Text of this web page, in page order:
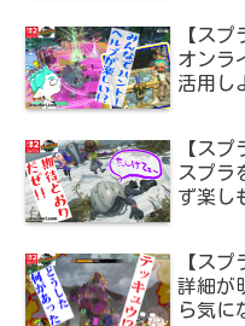
【ス
オンラ
活用し
【ス
スプラ
ず楽し
【ス
詳細が
ら気に